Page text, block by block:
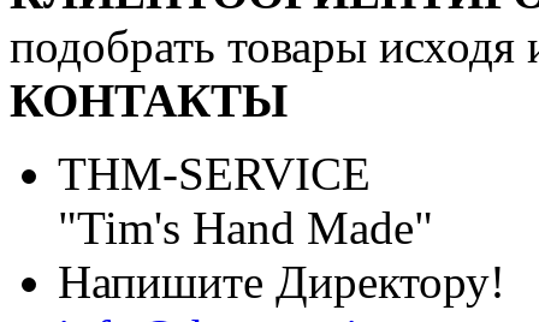
подобрать товары
КОНТАКТЫ
THM-SERVICE
"Tim's Hand Made"
Напишите Директору!